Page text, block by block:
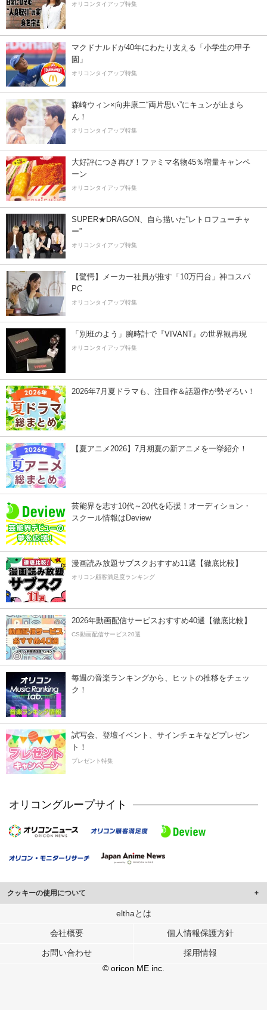
オリコンタイアップ特集
マクドナルドが40年にわたり支える「小学生の甲子
園」
オリコンタイアップ特集
森崎ウィン×向井康二“両片思い”にキュンが止まら
ん！
オリコンタイアップ特集
大好評につき再び！ファミマ名物45％増量キャンペ
ーン
オリコンタイアップ特集
SUPER★DRAGON、自ら描いた”レトロフューチャ
ー”
オリコンタイアップ特集
【驚愕】メーカー社員が推す「10万円台」神コスパ
PC
オリコンタイアップ特集
「別班のよう」腕時計で『VIVANT』の世界観再現
オリコンタイアップ特集
2026年7月夏ドラマも、注目作＆話題作が勢ぞろい！
【夏アニメ2026】7月期夏の新アニメを一挙紹介！
芸能界を志す10代～20代を応援！オーディション・
スクール情報はDeview
漫画読み放題サブスクおすすめ11選【徹底比較】
オリコン顧客満足度ランキング
2026年動画配信サービスおすすめ40選【徹底比較】
CS動画配信サービス20選
毎週の音楽ランキングから、ヒットの推移をチェッ
ク！
試写会、登壇イベント、サインチェキなどプレゼン
ト！
プレゼント特集
オリコングループサイト
クッキーの使用について
このサイトでは Cookie を使用して、ユーザーに合わせたコンテンツや広告の
行っています。
メディアや広告配信、データ解析の各パートナーに提供しています。
各パートナーは、この情報とユーザーが各パートナーに提供した他の情報や、
ユーザーが各パートナーのサービスを使用したときに収集した他の情報を組み
elthaとは
会社概要 個人情報保護方針
お問い合わせ
採用情報
© oricon ME inc.